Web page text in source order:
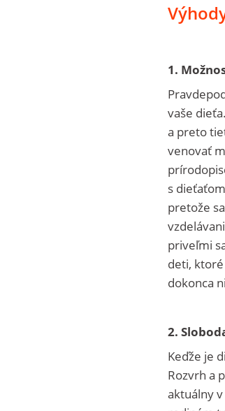
1.
vaše
a preto
venovať
s
pretože
priveľmi
deti,
dokonca
2.
Keďže je
Rozvrh a
aktuálny